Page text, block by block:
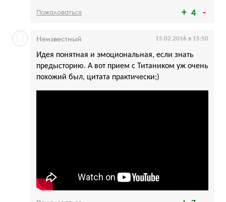
4
Пожаловаться
Идея понятная и эмоциональная, если знать
предысторию. А вот прием с Титаником уж очень
похожий был, цитата практически;)
Неизвестный 15.02.2016 в 15:50